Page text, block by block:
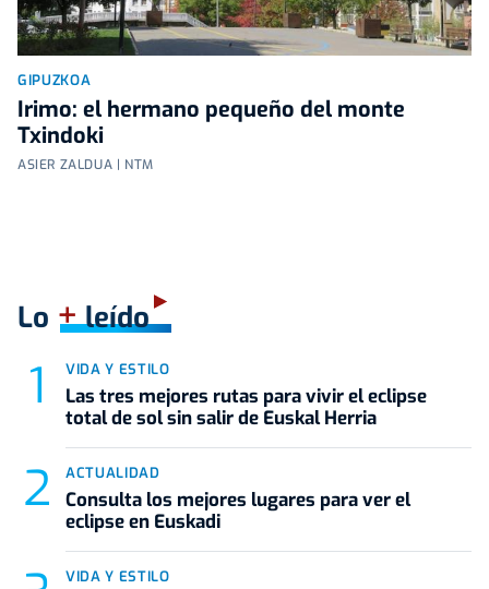
GIPUZKOA
Irimo: el hermano pequeño del monte
Txindoki
ASIER ZALDUA | NTM
Lo +leído
VIDA Y ESTILO
Las tres mejores rutas para vivir el eclipse
total de sol sin salir de Euskal Herria
ACTUALIDAD
Consulta los mejores lugares para ver el
eclipse en Euskadi
VIDA Y ESTILO